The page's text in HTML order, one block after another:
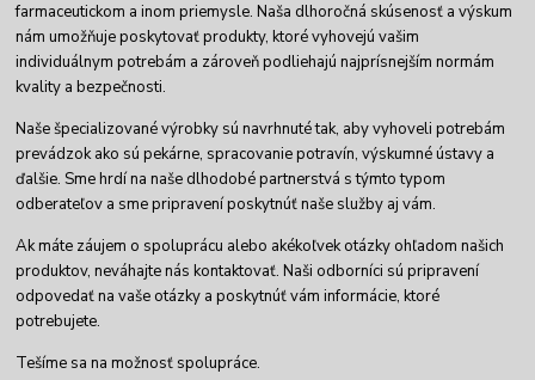
farmaceutickom a inom priemysle. Naša dlhoročná skúsenosť a výskum
nám umožňuje poskytovať produkty, ktoré vyhovejú vašim
individuálnym potrebám a zároveň podliehajú najprísnejším normám
kvality a bezpečnosti.
Naše špecializované výrobky sú navrhnuté tak, aby vyhoveli potrebám
prevádzok ako sú pekárne, spracovanie potravín, výskumné ústavy a
ďalšie. Sme hrdí na naše dlhodobé partnerstvá s týmto typom
odberateľov a sme pripravení poskytnúť naše služby aj vám.
Ak máte záujem o spoluprácu alebo akékoľvek otázky ohľadom našich
produktov, neváhajte nás kontaktovať. Naši odborníci sú pripravení
odpovedať na vaše otázky a poskytnúť vám informácie, ktoré
potrebujete.
Tešíme sa na možnosť spolupráce.